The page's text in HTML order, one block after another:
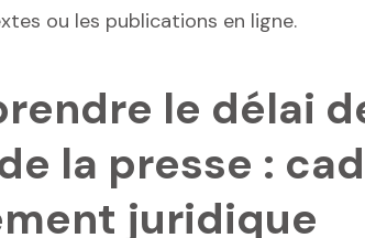
ou les publications en ligne.
le délai
la presse :
juridique